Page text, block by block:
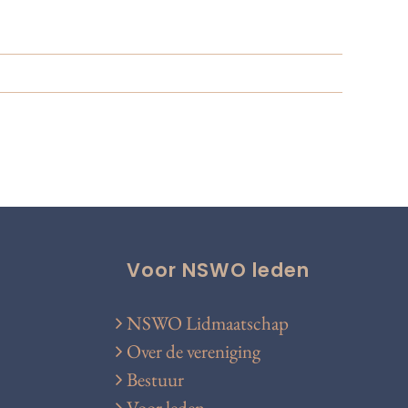
Voor NSWO leden
NSWO Lidmaatschap
Over de vereniging
Bestuur